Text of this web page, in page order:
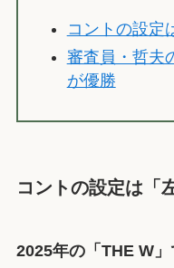
コントの設定
審査員・哲夫
が優勝
コントの設定は「
2025年の「THE W